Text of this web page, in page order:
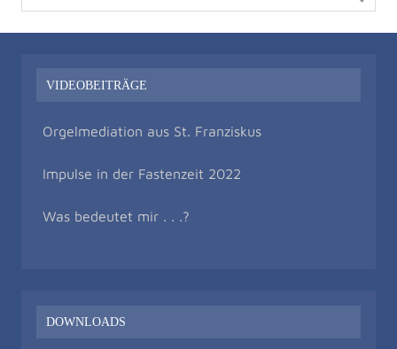
VIDEOBEITRÄGE
Orgelmediation aus St. Franziskus
Impulse in der Fastenzeit 2022
Was bedeutet mir . . .?
DOWNLOADS